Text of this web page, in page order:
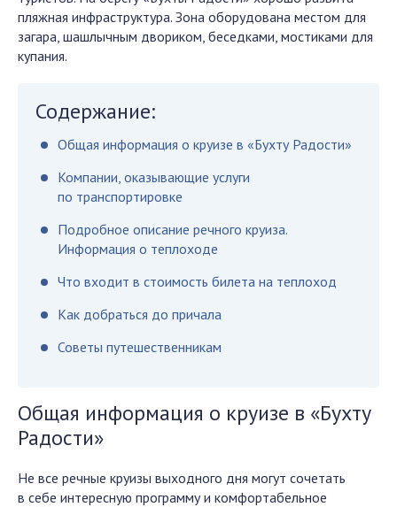
пляжная инфраструктура. Зона оборудована местом для
загара, шашлычным двориком, беседками, мостиками для
купания.
Содержание:
Общая информация о круизе в «Бухту Радости»
Компании, оказывающие услуги
по транспортировке
Подробное описание речного круиза.
Информация о теплоходе
Что входит в стоимость билета на теплоход
Как добраться до причала
Советы путешественникам
Общая информация о круизе в «Бухту
Радости»
Не все речные круизы выходного дня могут сочетать
в себе интересную программу и комфортабельное